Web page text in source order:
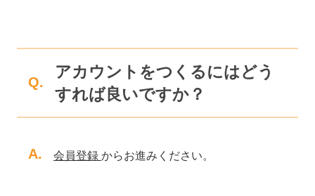
Q.
アカウントをつくるにはどう
すれば良いですか？
A. 会員登録 からお進みください。